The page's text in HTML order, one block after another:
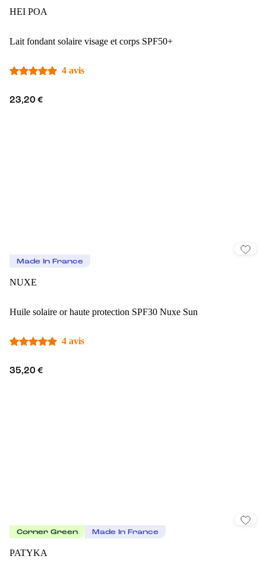
HEI POA
Lait fondant solaire visage et corps SPF50+
4 avis
23,20 €
Made In France
NUXE
Huile solaire or haute protection SPF30 Nuxe Sun
4 avis
35,20 €
Corner Green Made In France
PATYKA